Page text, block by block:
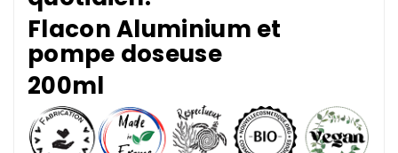
Flacon Aluminium et
pompe doseuse
200ml